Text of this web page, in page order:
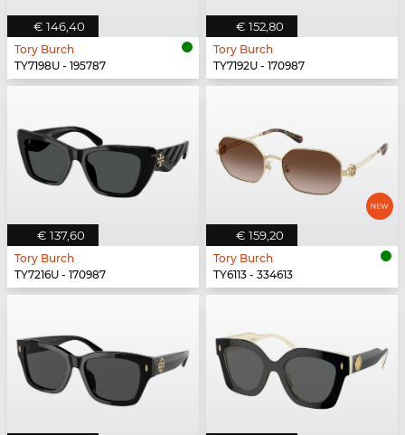
€ 146,40
Tory Burch
TY7198U - 195787
€ 152,80
Tory Burch
TY7192U - 170987
€ 137,60
Tory Burch
TY7216U - 170987
€ 159,20
Tory Burch
TY6113 - 334613